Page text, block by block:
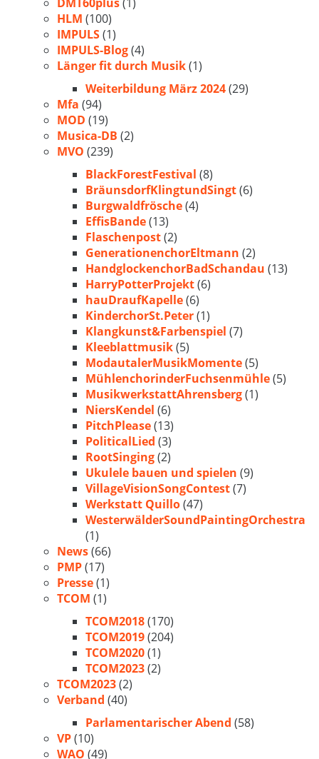
HLM (100)
IMPULS(1)
IMPULS-Blog(4)
Länger fit durch Musik(1)
Weiterbildung März 2024(29)
Mfa (94)
MOD (19)
Musica-DB (2)
MVO (239)
BlackForestFestival (8)
BräunsdorfKlingtundSingt(6)
Burgwaldfrösche(4)
EffisBande(13)
Flaschenpost(2)
GenerationenchorEltmann (2)
HandglockenchorBadSchandau (13)
HarryPotterProjekt(6)
hauDraufKapelle(6)
KinderchorSt.Peter(1)
Klangkunst&Farbenspiel (7)
Kleeblattmusik(5)
ModautalerMusikMomente(5)
MühlenchorinderFuchsenmühle(5)
MusikwerkstattAhrensberg(1)
NiersKendel (6)
PitchPlease(13)
PoliticalLied (3)
RootSinging(2)
Ukulele bauen und spielen (9)
VillageVisionSongContest(7)
Werkstatt Quillo(47)
WesterwälderSoundPaintingOrchestra
(1)
News(66)
PMP(17)
Presse(1)
TCOM (1)
TCOM2018(170)
TCOM2019(204)
TCOM2020(1)
TCOM2023(2)
TCOM2023(2)
Verband (40)
Parlamentarischer Abend (58)
VP(10)
WAO (49)